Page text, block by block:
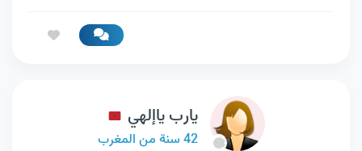
يارب ياإلهي
42 سنة من المغرب